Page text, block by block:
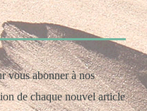
vous abonner à nos
de chaque nouvel article